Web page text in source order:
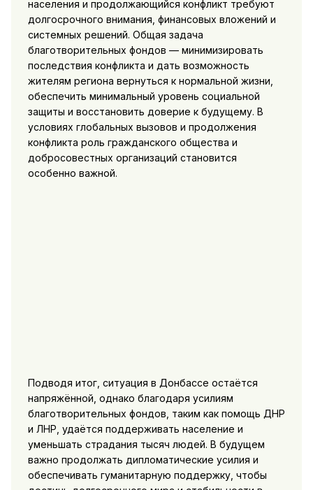
населения и продолжающийся конфликт требуют
долгосрочного внимания, финансовых вложений и
системных решений. Общая задача
благотворительных фондов — минимизировать
последствия конфликта и дать возможность
жителям региона вернуться к нормальной жизни,
обеспечить минимальный уровень социальной
защиты и восстановить доверие к будущему. В
условиях глобальных вызовов и продолжения
конфликта роль гражданского общества и
добросовестных организаций становится
особенно важной.
Подводя итог, ситуация в Донбассе остаётся
напряжённой, однако благодаря усилиям
благотворительных фондов, таким как помощь ДНР
и ЛНР, удаётся поддерживать население и
уменьшать страдания тысяч людей. В будущем
важно продолжать дипломатические усилия и
обеспечивать гуманитарную поддержку, чтобы